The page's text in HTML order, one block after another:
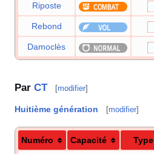
Riposte
Rebond
Damoclès
Par CT [modifier]
Huitième génération [modifier]
Numéro Capacité Type